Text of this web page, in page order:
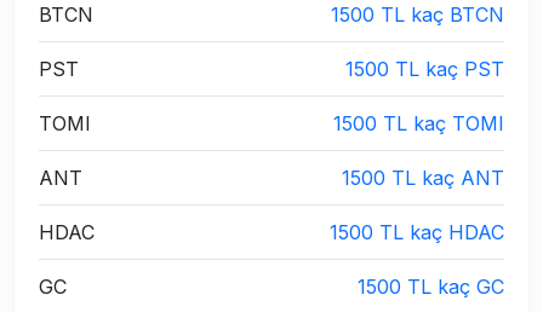
BTCN 1500 TL kaç BTCN
PST 1500 TL kaç PST
TOMI 1500 TL kaç TOMI
ANT 1500 TL kaç ANT
HDAC 1500 TL kaç HDAC
GC 1500 TL kaç GC